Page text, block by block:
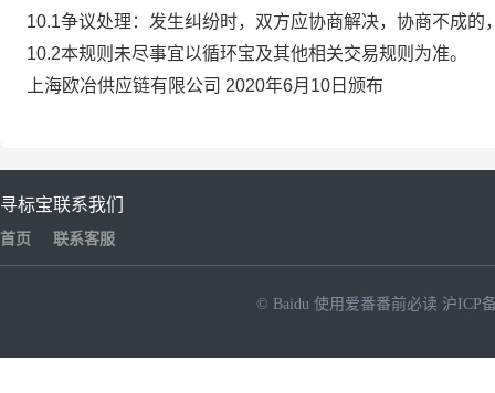
10.1争议处理：发生纠纷时，双方应协商解决，协商不成
10.2本规则未尽事宜以循环宝及其他相关交易规则为准。
上海欧冶供应链有限公司 2020年6月10日颁布
寻标宝
首页
联系我们
联系客服
© Baidu 使用爱番番前必读 沪ICP